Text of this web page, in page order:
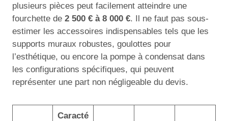
plusieurs pièces peut facilement atteindre une
fourchette de 2 500 € à 8 000 €. Il ne faut pas sous-
estimer les accessoires indispensables tels que les
supports muraux robustes, goulottes pour
l’esthétique, ou encore la pompe à condensat dans
les configurations spécifiques, qui peuvent
représenter une part non négligeable du devis.
Caracté